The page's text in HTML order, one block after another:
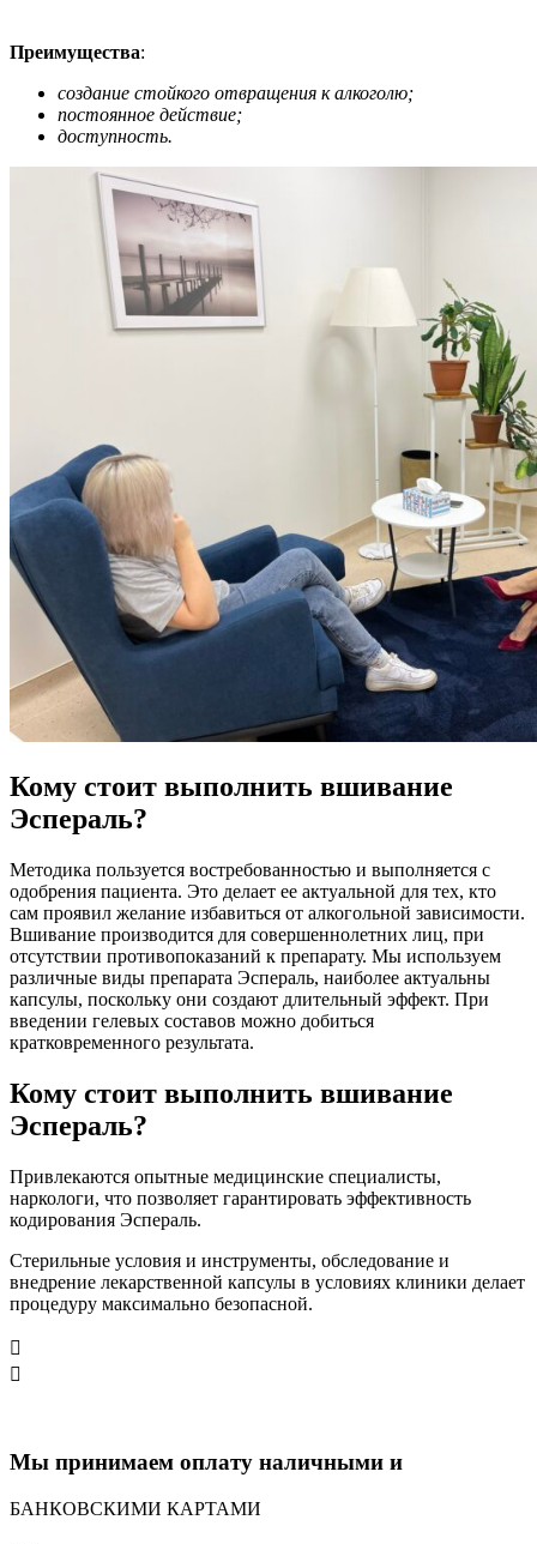
Преимущества:
создание стойкого отвращения к алкоголю;
постоянное действие;
доступность.
Кому стоит выполнить вшивание
Эспераль?
Методика пользуется востребованностью и выполняется с
одобрения пациента. Это делает ее актуальной для тех, кто
сам проявил желание избавиться от алкогольной зависимости.
Вшивание производится для совершеннолетних лиц, при
отсутствии противопоказаний к препарату. Мы используем
различные виды препарата Эспераль, наиболее актуальны
капсулы, поскольку они создают длительный эффект. При
введении гелевых составов можно добиться
кратковременного результата.
Кому стоит выполнить вшивание
Эспераль?
Привлекаются опытные медицинские специалисты,
наркологи, что позволяет гарантировать эффективность
кодирования Эспераль.
Стерильные условия и инструменты, обследование и
внедрение лекарственной капсулы в условиях клиники делает
процедуру максимально безопасной.
Мы принимаем оплату наличными и
БАНКОВСКИМИ КАРТАМИ